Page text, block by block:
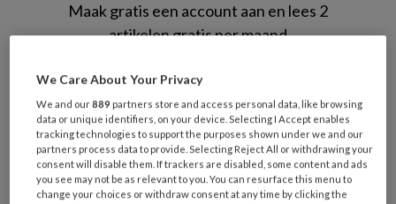
Maak gratis een account aan en lees 2
artikelen gratis per maand
Al een account of abonnement?
Wat
is
je
e-
We Care About Your Privacy
We and our889 partners store and access personal data, like browsing
data or unique identifiers, on your device. Selecting I Accept enables
tracking technologies to support the purposes shown under we and our
partners process data to provide. Selecting Reject All or withdrawing your
consent will disable them. If trackers are disabled, some content and ads
you see may not be as relevant to you. You can resurface this menu to
change your choices or withdraw consent at any time by clicking the